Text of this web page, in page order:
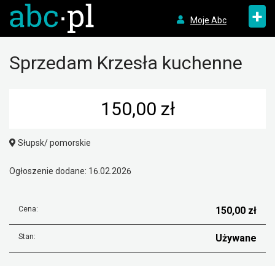
Moje Abc +
Sprzedam Krzesła kuchenne
150,00 zł
Słupsk/ pomorskie
Ogłoszenie dodane: 16.02.2026
Cena: 150,00 zł
Stan: Używane